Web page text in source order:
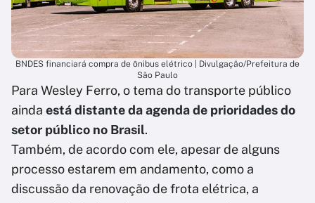
BNDES financiará compra de ônibus elétrico | Divulgação/Prefeitura de
São Paulo
Para Wesley Ferro, o tema do transporte público
ainda está distante da agenda de prioridades do
setor público no Brasil.
Também, de acordo com ele, apesar de alguns
processo estarem em andamento, como a
discussão da renovação de frota elétrica, a